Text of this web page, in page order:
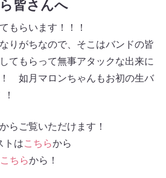
皆さんへ
もらいます！！！
りがちなので、そこはバンドの皆
てもらって無事アタックな出来に
如月マロンちゃんもお初の生バ
からご覧いただけます！
トはこちらから
こちらから！